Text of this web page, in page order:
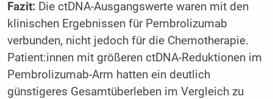
Fazit: Die ctDNA-Ausgangswerte waren mit den
klinischen Ergebnissen für Pembrolizumab
verbunden, nicht jedoch für die Chemotherapie.
Patient:innen mit größeren ctDNA-Reduktionen im
Pembrolizumab-Arm hatten ein deutlich
günstigeres Gesamtüberleben im Vergleich zu